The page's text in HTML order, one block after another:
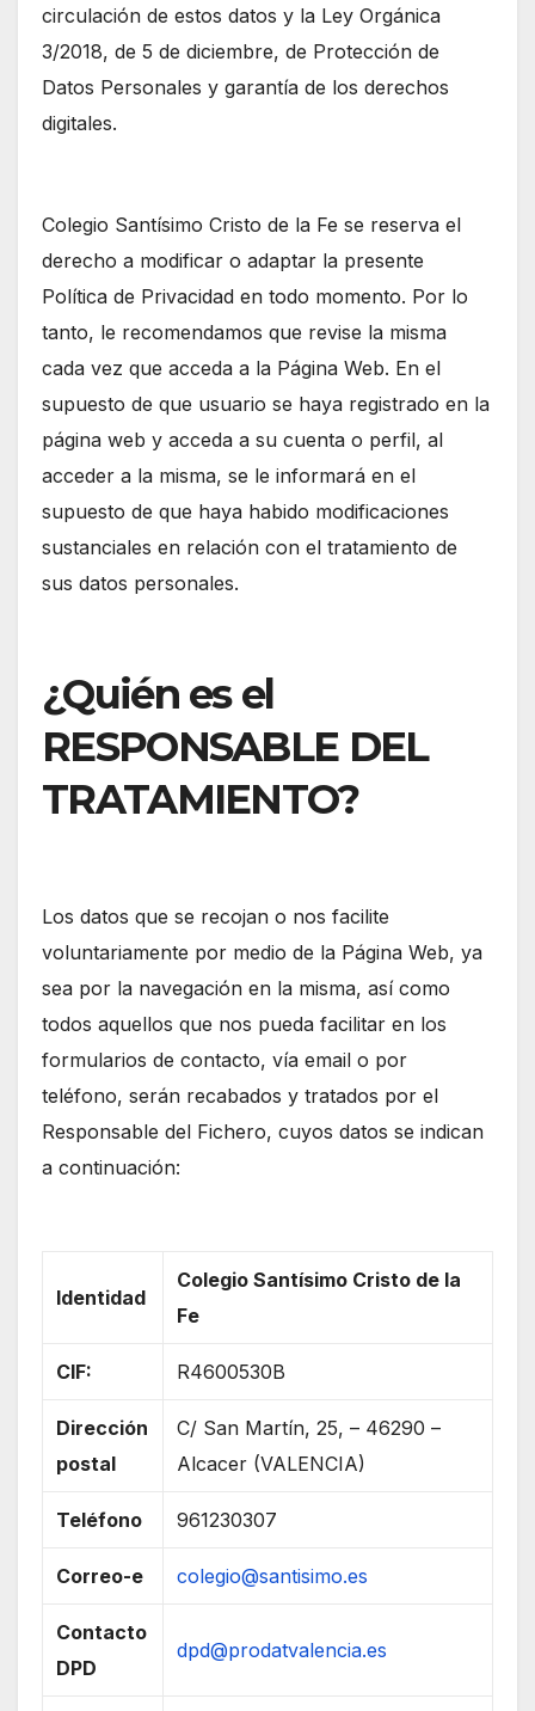
circulación de estos datos y la Ley Orgánica
3/2018, de 5 de diciembre, de Protección de
Datos Personales y garantía de los derechos
digitales.
Colegio Santísimo Cristo de la Fe se reserva el
derecho a modificar o adaptar la presente
Política de Privacidad en todo momento. Por lo
tanto, le recomendamos que revise la misma
cada vez que acceda a la Página Web. En el
supuesto de que usuario se haya registrado en la
página web y acceda a su cuenta o perfil, al
acceder a la misma, se le informará en el
supuesto de que haya habido modificaciones
sustanciales en relación con el tratamiento de
sus datos personales.
¿Quién es el
RESPONSABLE DEL
TRATAMIENTO?
Los datos que se recojan o nos facilite
voluntariamente por medio de la Página Web, ya
sea por la navegación en la misma, así como
todos aquellos que nos pueda facilitar en los
formularios de contacto, vía email o por
teléfono, serán recabados y tratados por el
Responsable del Fichero, cuyos datos se indican
a continuación:
Identidad
Colegio Santísimo Cristo de la
Fe
CIF: R4600530B
Dirección
postal
C/ San Martín, 25, – 46290 –
Alcacer (VALENCIA)
Teléfono 961230307
Correo-e colegio@santisimo.es
Contacto
DPD
dpd@prodatvalencia.es